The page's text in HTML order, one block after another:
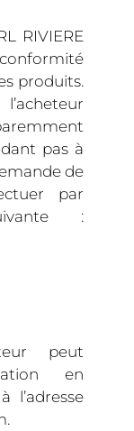
RIVIERE
produits.
pas à
de
par
:
peut
en
l’adresse